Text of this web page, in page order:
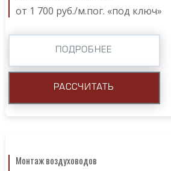
от 1 700 руб./м.пог. «под ключ»
ПОДРОБНЕЕ
РАССЧИТАТЬ
Монтаж воздуховодов